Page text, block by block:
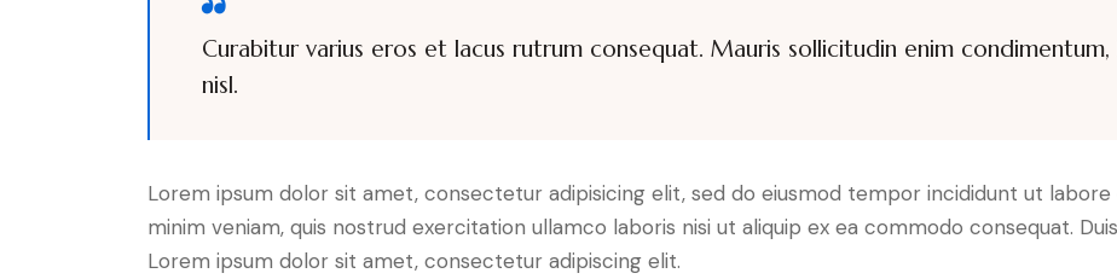
Curabitur varius eros et lacus rutrum consequat. Mauris sollicitudin enim
nisl.
Lorem ipsum dolor sit amet, consectetur adipisicing elit, sed do eiusmod tempor incididunt ut labore
minim veniam, quis nostrud exercitation ullamco laboris nisi ut aliquip ex ea commodo consequat.
Lorem ipsum dolor sit amet, consectetur adipiscing elit.